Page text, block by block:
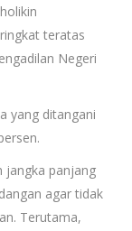
teratas
Negeri
yang ditangani
jangka panjang
agar tidak
Terutama,